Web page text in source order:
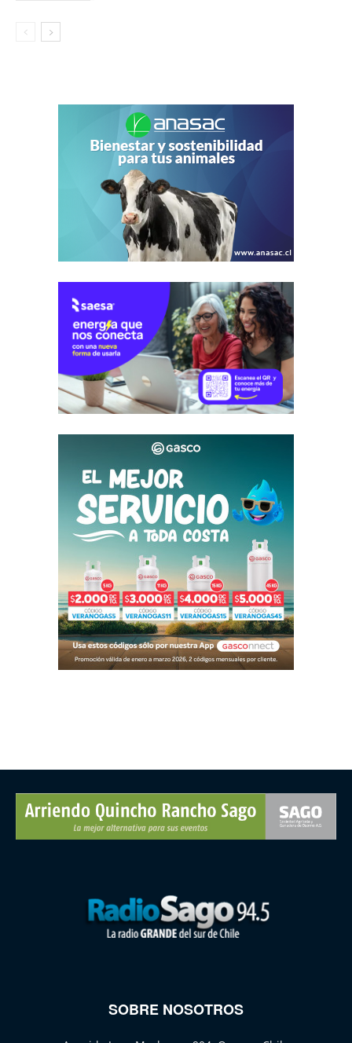
SOBRE NOSOTROS